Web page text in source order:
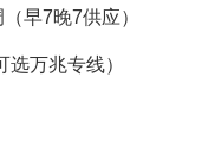
早7晚7供应）
万兆专线）